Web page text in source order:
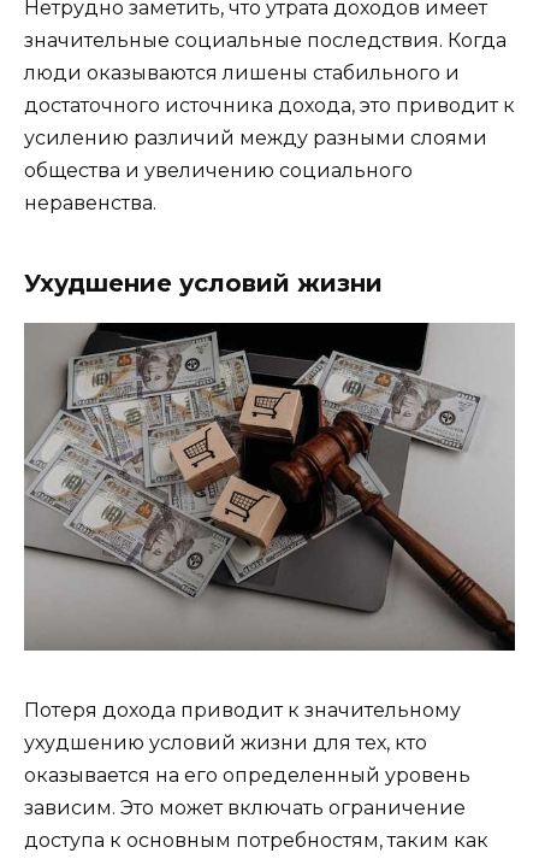
Нетрудно заметить, что утрата доходов имеет
значительные социальные последствия. Когда
люди оказываются лишены стабильного и
достаточного источника дохода, это приводит к
усилению различий между разными слоями
общества и увеличению социального
неравенства.
Ухудшение условий жизни
Потеря дохода приводит к значительному
ухудшению условий жизни для тех, кто
оказывается на его определенный уровень
зависим. Это может включать ограничение
доступа к основным потребностям, таким как